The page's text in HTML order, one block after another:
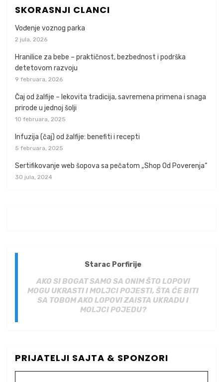
SKORASNJI CLANCI
Vođenje voznog parka
2 jula, 2026
Hranilice za bebe – praktičnost, bezbednost i podrška
detetovom razvoju
9 februara, 2026
Čaj od žalfije – lekovita tradicija, savremena primena i snaga
prirode u jednoj šolji
10 februara, 2025
Infuzija (čaj) od žalfije: benefiti i recepti
5 februara, 2025
Sertifikovanje web šopova sa pečatom „Shop Od Poverenja“
30 jula, 2024
Starac Porfirije
AKO SI BOGAT SAMO SA ONIM ŠTO LOPOVI
MOGU UKRASTI I MOLJCI POJESTI, ŠTA ĆE BITI
SA TOBOM AKO LOPOVI ZAISTA UKRADU I
MOLJCI POJEDU?
PRIJATELJI SAJTA & SPONZORI